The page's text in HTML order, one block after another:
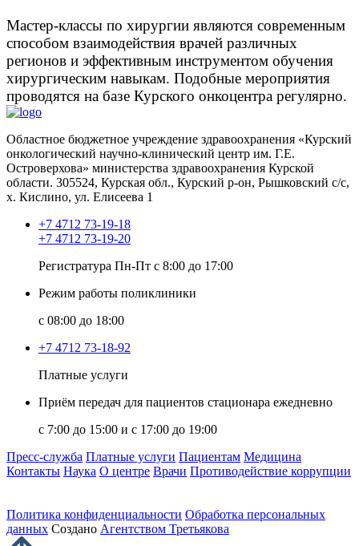
Мастер-классы по хирургии являются современным
способом взаимодействия врачей различных
регионов и эффективным инструментом обучения
хирургическим навыкам. Подобные мероприятия
проводятся на базе Курского онкоцентра регулярно.
Областное бюджетное учреждение здравоохранения «Курский
онкологический научно-клинический центр им. Г.Е.
Островерхова» министерства здравоохранения Курской
области. 305524, Курская обл., Курский р-он, Рышковский с/с,
х. Кислино, ул. Елисеева 1
+7 4712 73-19-18
+7 4712 73-19-20
Регистратура Пн-Пт с 8:00 до 17:00
Режим работы поликлиники
с 08:00 до 18:00
+7 4712 73-18-92
Платные услуги
Приём передач для пациентов стационара ежедневно
с 7:00 до 15:00 и с 17:00 до 19:00
Пресс-служба Платные услуги Пациентам Медицина
Контакты Наука О центре Врачи Противодействие коррупции
Политика конфиденциальности Обработка персональных
данных Создано Агентством Третьякова